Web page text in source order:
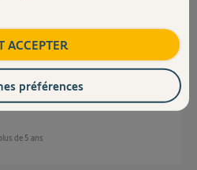
que la SIM FREE pose des
faite pour être mise dans Téléphone et
sur le compte FREE de la SIM et
est bien activée.
de 5 ans
ACCEPTER
préférences